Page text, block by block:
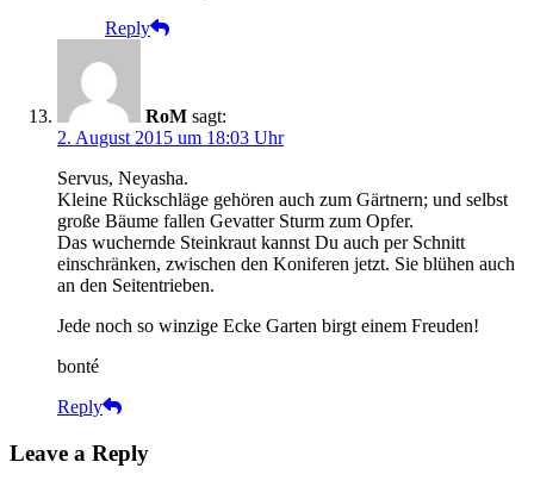
Reply
RoM sagt:
2. August 2015 um 18:03 Uhr
Servus, Neyasha.
Kleine Rückschläge gehören auch zum Gärtnern; und selbst
große Bäume fallen Gevatter Sturm zum Opfer.
Das wuchernde Steinkraut kannst Du auch per Schnitt
einschränken, zwischen den Koniferen jetzt. Sie blühen auch
an den Seitentrieben.
Jede noch so winzige Ecke Garten birgt einem Freuden!
bonté
Reply
Leave a Reply